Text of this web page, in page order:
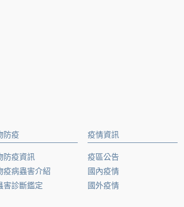
防疫
防疫資訊
疫病蟲害介紹
害診斷鑑定
疫情資訊
疫區公告
國內疫情
國外疫情